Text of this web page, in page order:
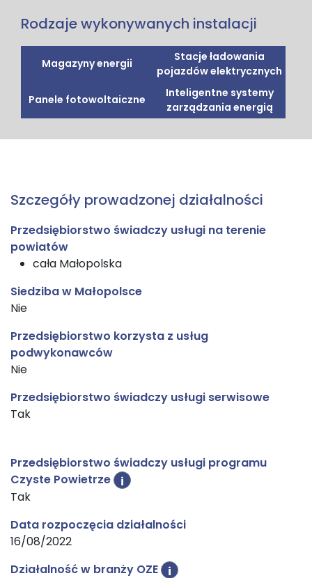
Rodzaje wykonywanych instalacji
Magazyny energii
Stacje ładowania
pojazdów elektrycznych
Panele fotowoltaiczne
Inteligentne systemy
zarządzania energią
Szczegóły prowadzonej działalności
Przedsiębiorstwo świadczy usługi na terenie
powiatów
cała Małopolska
Siedziba w Małopolsce
Nie
Przedsiębiorstwo korzysta z usług
podwykonawców
Nie
Przedsiębiorstwo świadczy usługi serwisowe
Tak
Przedsiębiorstwo świadczy usługi programu
Czyste Powietrze
i
Tak
Data rozpoczęcia działalności
16/08/2022
Działalność w branży OZE
i